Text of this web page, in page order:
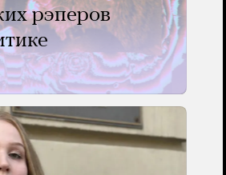
рэперов